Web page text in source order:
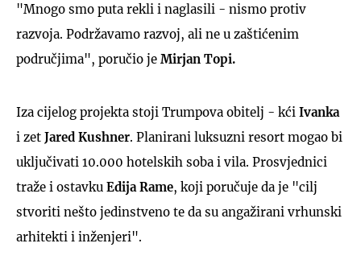
"Mnogo smo puta rekli i naglasili - nismo protiv
razvoja. Podržavamo razvoj, ali ne u zaštićenim
područjima", poručio je Mirjan Topi.
Iza cijelog projekta stoji Trumpova obitelj - kći Ivanka
i zet Jared Kushner. Planirani luksuzni resort mogao bi
uključivati 10.000 hotelskih soba i vila. Prosvjednici
traže i ostavku Edija Rame, koji poručuje da je "cilj
stvoriti nešto jedinstveno te da su angažirani vrhunski
arhitekti i inženjeri".